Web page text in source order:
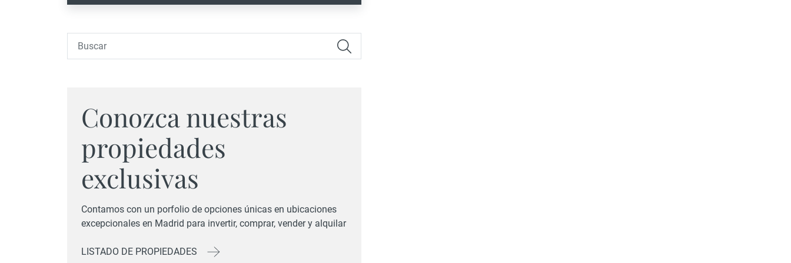
Conozca nuestras
propiedades
exclusivas
Contamos con un porfolio de opciones únicas en ubicaciones
excepcionales en Madrid para invertir, comprar, vender y alquilar
LISTADO DE PROPIEDADES